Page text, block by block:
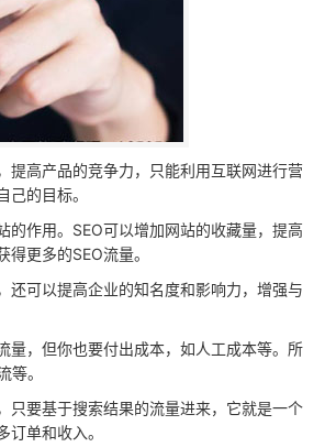
提高产品的竞争力，只能利用互联网进行营
的目标。
的作用。SEO可以增加网站的收藏量，提高
得更多的SEO流量。
还可以提高企业的知名度和影响力，增强与
量，但你也要付出成本，如人工成本等。所
等。
只要基于搜索结果的流量进来，它就是一个
单和收入。